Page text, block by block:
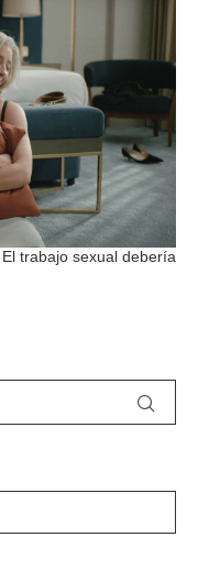
trabajo sexual debería